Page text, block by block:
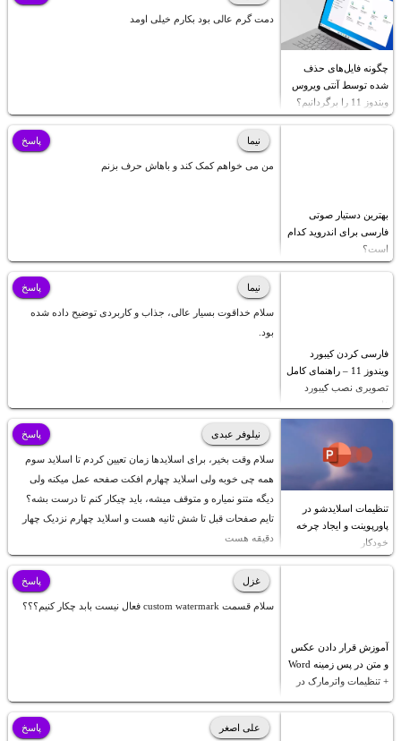
چگونه فایل‌های حذف
شده توسط آنتی ویروس
ویندوز 11 را برگردانیم؟
دمت گرم عالی بود بکارم خیلی اومد
بهترین دستیار صوتی
فارسی برای اندروید کدام
است؟
نیما
من می خواهم کمک کند و باهاش حرف بزنم
پاسخ
فارسی کردن کیبورد
ویندوز 11 – راهنمای کامل
تصویری نصب کیبورد
فارسی
نیما
سلام خداقوت بسیار عالی، جذاب و کاربردی توضیح داده شده
بود.
پاسخ
تنظیمات اسلایدشو در
پاورپوینت و ایجاد چرخه
خودکار
نیلوفر عبدی
سلام وقت بخیر، برای اسلایدها زمان تعیین کردم تا اسلاید سوم
همه چی خوبه ولی اسلاید چهارم افکت صفحه عمل میکنه ولی
دیگه متنو نمیاره و متوقف میشه، باید چیکار کنم تا درست بشه؟
تایم صفحات قبل تا شش ثانیه هست و اسلاید چهارم نزدیک چهار
دقیقه هست
پاسخ
آموزش قرار دادن عکس
و متن در پس زمینه Word
+ تنظیمات واترمارک در
غزل
سلام قسمت custom watermark فعال نیست بابد چکار کنیم؟؟؟
پاسخ
علی اصغر پاسخ